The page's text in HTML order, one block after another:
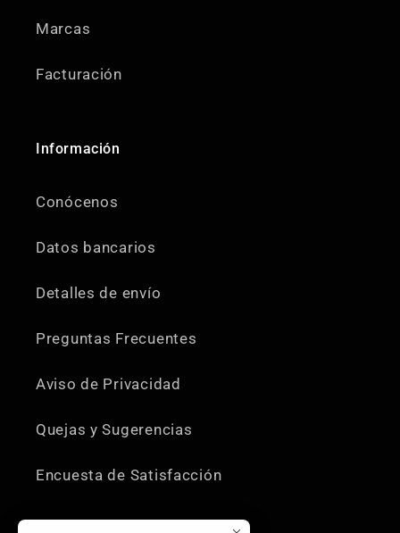
Marcas
Facturación
Información
Conócenos
Datos bancarios
Detalles de envío
Preguntas Frecuentes
Aviso de Privacidad
Quejas y Sugerencias
Encuesta de Satisfacción